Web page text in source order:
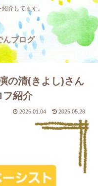
介してます。
ブログ
の清(きよし)さん
フ紹介
2025.01.04 2025.05.28